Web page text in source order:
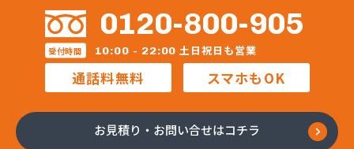
株式会社ホームガス東海 楽田ショップ
株式会社マルエイ名古屋支店
株式会社マルコー
株式会社マルハチ
株式会社マルマン
株式会社ヤマアキ
株式会社よしや商店
0120-800-905
受付時間 10:00 - 22:00 土日祝日も営業
通話料無料 スマホもOK
お見積り・お問い合せはコチラ